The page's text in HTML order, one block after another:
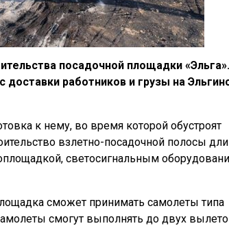
посадочной площадки «Эльга».
доставки работников и грузы на
к нему, во время которой обустроят
взлетно-посадочной полосы
светосигнальным
сможет принимать самолеты типа
смогут выполнять до двух